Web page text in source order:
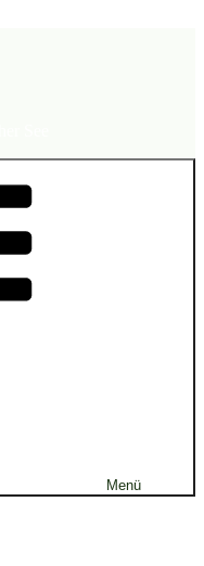
Menü